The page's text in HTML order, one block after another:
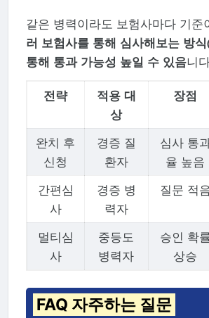
같은 병력이라도 보험사마다 기준
러 보험사를 통해 심사해보는 방
통해 통과 가능성 높일 수 있음니
전략
적용 대
상
장점
완치 후
신청
경증 질
환자
심사 통
율 높음
간편심
사
경증 병
력자
질문 적
멀티심
사
중등도
병력자
승인 확
상승
FAQ 자주하는 질문